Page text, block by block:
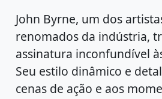
John Byrne, um dos
renomados da indústria,
assinatura inconfundível
Seu estilo dinâmico e
cenas de ação e aos